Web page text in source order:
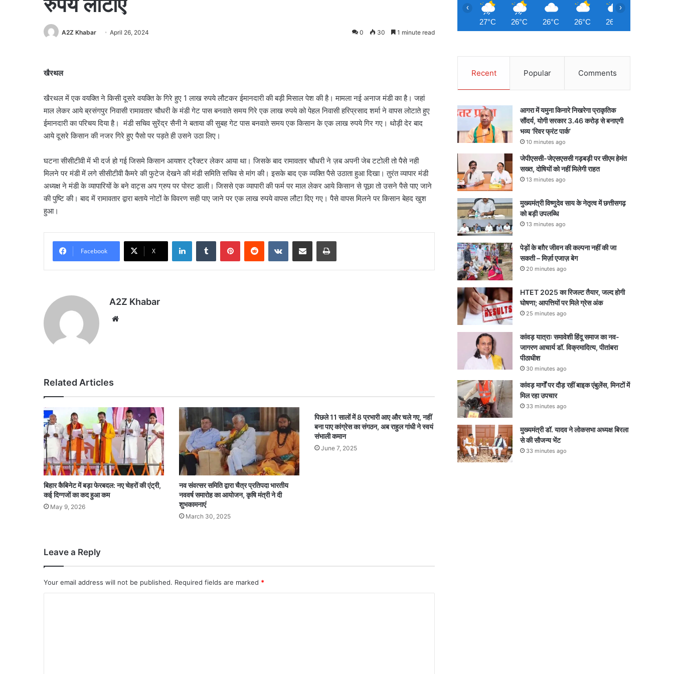
A2Z Khabar April 26, 2024 0 30 1 minute read
खैरथल
खैरथल में एक वयक्ति ने किसी दूसरे वयक्ति के गिरे हुए 1 लाख रुपये लौटकर ईमानदारी की बड़ी मिसाल पेश की है। मामला नई अनाज मंडी का है। जहां
माल लेकर आये ब्रसंगपुर निवासी रामावतार चौधरी के मंडी गेट पास बनवाते समय गिरे एक लाख रुपये को पेहल निवासी हरिप्रसाद शर्मा ने वापस लोटाते हुए
ईमानदारी का परिचय दिया है। मंडी सचिव सुरेंद्र सैनी ने बताया की सुबह गेट पास बनवाते समय एक किसान के एक लाख रुपये गिर गए। थोड़ी देर बाद
आये दूसरे किसान की नजर गिरे हुए पैसो पर पड़ते ही उसने उठा लिए।
घटना सीसीटीवी में भी दर्ज हो गई जिसमे किसान आयशर ट्रैक्टर लेकर आया था। जिसके बाद रामावतार चौधरी ने ज़ब अपनी जेब टटोली तो पैसे नही
मिलने पर मंडी में लगे सीसीटीवी कैमरे की फुटेज देखने की मंडी समिति सचिव से मांग की। इसके बाद एक व्यक्ति पैसे उठाता हुआ दिखा। तुरंत व्यापार मंडी
अध्यक्ष ने मंडी के व्यापारियों के बने वाट्स अप ग्रुप पर पोस्ट डाली। जिससे एक व्यापारी की फर्म पर माल लेकर आये किसान से पूछा तो उसने पैसे पाए जाने
की पुष्टि की। बाद में रामावतार द्वारा बताये नोटों के विवरण सही पाए जाने पर एक लाख रुपये वापस लौटा दिए गए। पैसे वापस मिलने पर किसान बेहद खुश
हुआ।
Facebook X
LinkedInTumblr PinterestReddit VKontakteShare via Email Print
A2Z Khabar
Related Articles
बिहार कैबिनेट में बड़ा फेरबदल: नए चेहरों की एंट्री,
कई दिग्गजों का कद हुआ कम
May 9, 2026
नव संवत्सर समिति द्वारा चैत्र प्रतिपदा भारतीय
नववर्ष समारोह का आयोजन, कृषि मंत्री ने दी
शुभकामनाएं
March 30, 2025
पिछले 11 सालों में 8 प्रभारी आए और चले गए, नहीं
बना पाए कांग्रेस का संगठन, अब राहुल गांधी ने स्वयं
संभाली कमान
June 7, 2025
Leave a Reply
Your email address will not be published. Required fields are marked *
27°C 26°C 26°C 26°C 26°C
‹ ›
Recent Popular Comments
आगरा में यमुना किनारे निखरेगा प्राकृतिक
सौंदर्य, योगी सरकार 3.46 करोड़ से बनाएगी
भव्य ‘रिवर फ्रंट पार्क’
10 minutes ago
जेपीएससी-जेएसएससी गड़बड़ी पर सीएम हेमंत
सख्त, दोषियों को नहीं मिलेगी राहत
13 minutes ago
मुख्यमंत्री विष्णुदेव साय के नेतृत्व में छत्तीसगढ़
को बड़ी उपलब्धि
13 minutes ago
पेड़ों के बग़ैर जीवन की कल्पना नहीं की जा
सकती – मिर्ज़ा एजाज़ बेग
20 minutes ago
HTET 2025 का रिजल्ट तैयार, जल्द होगी
घोषणा; आपत्तियों पर मिले ग्रेस अंक
25 minutes ago
कांवड़ यात्राः समावेशी हिंदू समाज का नव-
जागरण आचार्य डॉ. विक्रमादित्य, पीतांबरा
पीठाधीश
30 minutes ago
कांवड़ मार्गों पर दौड़ रहीं बाइक एंबुलेंस, मिनटों में
मिल रहा उपचार
33 minutes ago
मुख्यमंत्री डॉ. यादव ने लोकसभा अध्यक्ष बिरला
से की सौजन्य भेंट
33 minutes ago